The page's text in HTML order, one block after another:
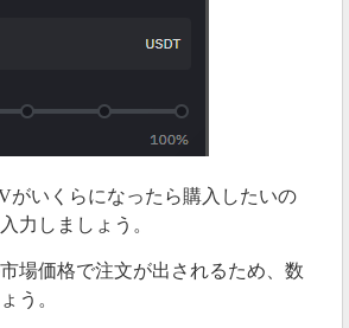
がいくらになったら購入したいの
力しましょう。
場価格で注文が出されるため、数
う。